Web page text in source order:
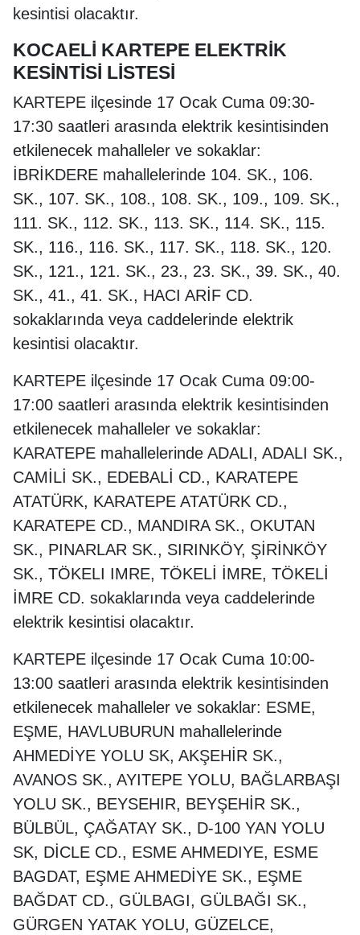
kesintisi olacaktır.
KOCAELİ KARTEPE ELEKTRİK
KESİNTİSİ LİSTESİ
KARTEPE ilçesinde 17 Ocak Cuma 09:30-
17:30 saatleri arasında elektrik kesintisinden
etkilenecek mahalleler ve sokaklar:
İBRİKDERE mahallelerinde 104. SK., 106.
SK., 107. SK., 108., 108. SK., 109., 109. SK.,
111. SK., 112. SK., 113. SK., 114. SK., 115.
SK., 116., 116. SK., 117. SK., 118. SK., 120.
SK., 121., 121. SK., 23., 23. SK., 39. SK., 40.
SK., 41., 41. SK., HACI ARİF CD.
sokaklarında veya caddelerinde elektrik
kesintisi olacaktır.
KARTEPE ilçesinde 17 Ocak Cuma 09:00-
17:00 saatleri arasında elektrik kesintisinden
etkilenecek mahalleler ve sokaklar:
KARATEPE mahallelerinde ADALI, ADALI SK.,
CAMİLİ SK., EDEBALİ CD., KARATEPE
ATATÜRK, KARATEPE ATATÜRK CD.,
KARATEPE CD., MANDIRA SK., OKUTAN
SK., PINARLAR SK., SIRINKÖY, ŞİRİNKÖY
SK., TÖKELI IMRE, TÖKELİ İMRE, TÖKELİ
İMRE CD. sokaklarında veya caddelerinde
elektrik kesintisi olacaktır.
KARTEPE ilçesinde 17 Ocak Cuma 10:00-
13:00 saatleri arasında elektrik kesintisinden
etkilenecek mahalleler ve sokaklar: ESME,
EŞME, HAVLUBURUN mahallelerinde
AHMEDİYE YOLU SK, AKŞEHİR SK.,
AVANOS SK., AYITEPE YOLU, BAĞLARBAŞI
YOLU SK., BEYSEHIR, BEYŞEHİR SK.,
BÜLBÜL, ÇAĞATAY SK., D-100 YAN YOLU
SK, DİCLE CD., ESME AHMEDIYE, ESME
BAGDAT, EŞME AHMEDİYE SK., EŞME
BAĞDAT CD., GÜLBAGI, GÜLBAĞI SK.,
GÜRGEN YATAK YOLU, GÜZELCE,